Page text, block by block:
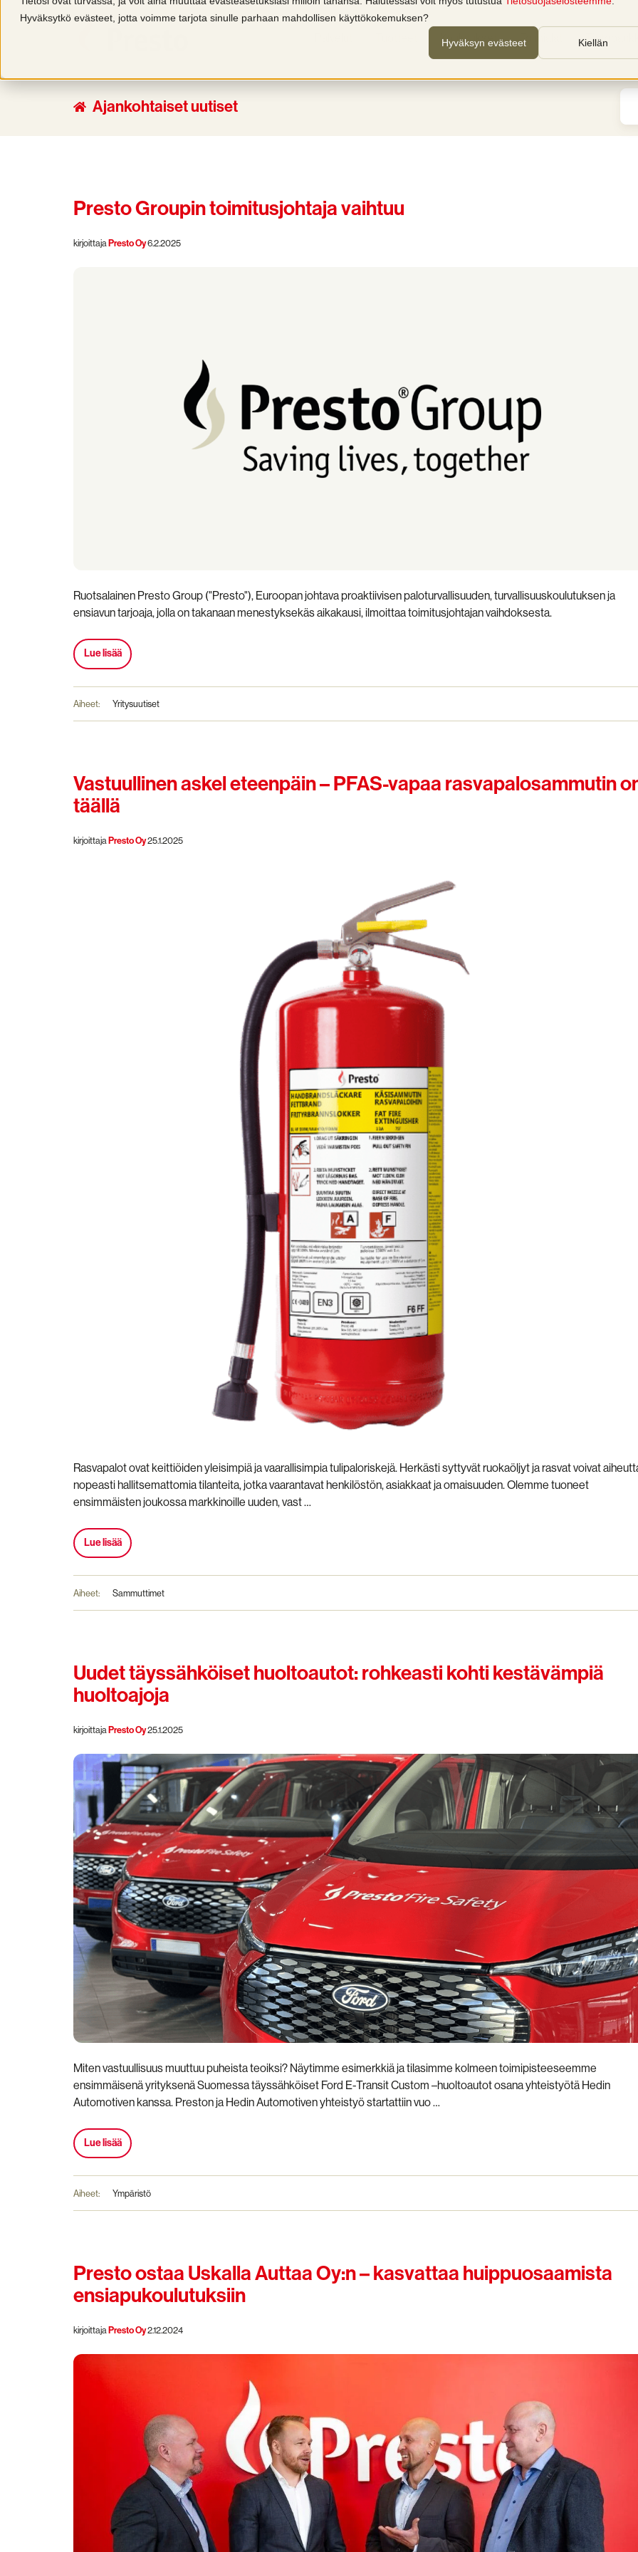
Hyväksytkö evästeet, jotta voimme tarjota sinulle parhaan mahdollisen käyttökokemuksen?
Hyväksyn evästeet Kiellän
Koulutukset Toimialat
Ajankohtaiset uutiset
Presto Groupin toimitusjohtaja vaihtuu
kirjoittaja Presto Oy6.2.2025
Ruotsalainen Presto Group ("Presto"), Euroopan johtava proaktiivisen paloturvallisuuden, turvallisuuskoulutuksen ja
ensiavun tarjoaja, jolla on takanaan menestyksekäs aikakausi, ilmoittaa toimitusjohtajan vaihdoksesta.
Lue lisää
Aiheet: Yritysuutiset
Vastuullinen askel eteenpäin – PFAS-vapaa rasvapalosammutin
täällä
kirjoittaja Presto Oy25.1.2025
Rasvapalot ovat keittiöiden yleisimpiä ja vaarallisimpia tulipaloriskejä. Herkästi syttyvät ruokaöljyt ja rasvat voivat
nopeasti hallitsemattomia tilanteita, jotka vaarantavat henkilöstön, asiakkaat ja omaisuuden. Olemme tuoneet
ensimmäisten joukossa markkinoille uuden, vast …
Lue lisää
Aiheet: Sammuttimet
Uudet täyssähköiset huoltoautot: rohkeasti kohti kestävämpiä
huoltoajoja
kirjoittaja Presto Oy25.1.2025
Miten vastuullisuus muuttuu puheista teoiksi? Näytimme esimerkkiä ja tilasimme kolmeen toimipisteeseemme
ensimmäisenä yrityksenä Suomessa täyssähköiset Ford E-Transit Custom –huoltoautot osana yhteistyötä Hedin
Automotiven kanssa. Preston ja Hedin Automotiven yhteistyö startattiin vuo …
Lue lisää
Aiheet: Ympäristö
Presto ostaa Uskalla Auttaa Oy:n – kasvattaa huippuosaamista
ensiapukoulutuksiin
kirjoittaja Presto Oy2.12.2024